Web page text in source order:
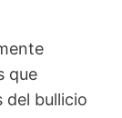
que
del bullicio